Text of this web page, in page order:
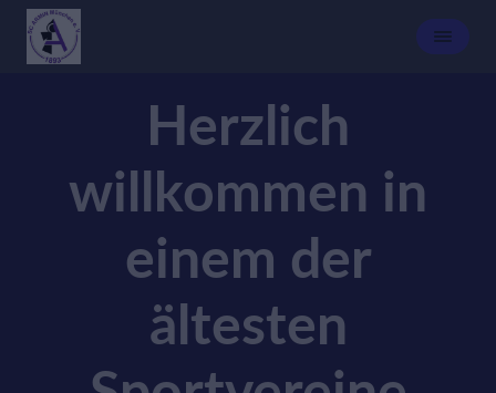
Herzlich
willkommen in
einem der
ältesten